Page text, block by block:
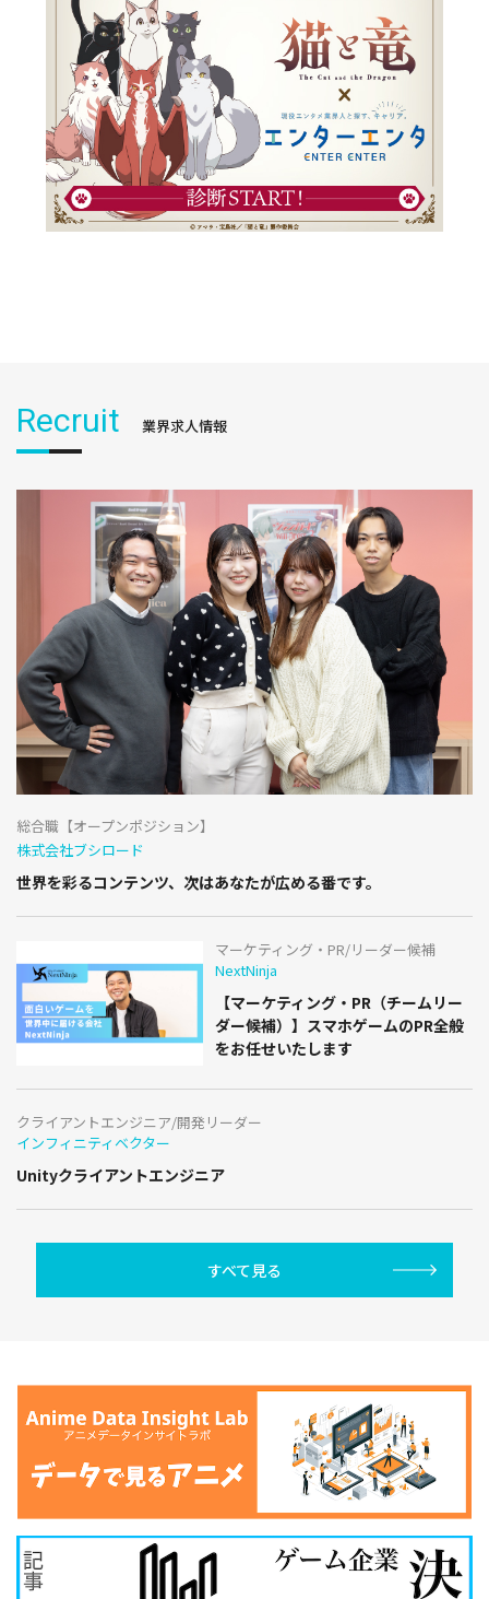
Recruit 業界求人情報
総合職【オープンポジション】
株式会社ブシロード
世界を彩るコンテンツ、次はあなたが広める番です。
マーケティング・PR/リーダー候補
NextNinja
【マーケティング・PR（チームリー
ダー候補）】スマホゲームのPR全般
をお任せいたします
クライアントエンジニア/開発リーダー
インフィニティベクター
Unityクライアントエンジニア
すべて見る